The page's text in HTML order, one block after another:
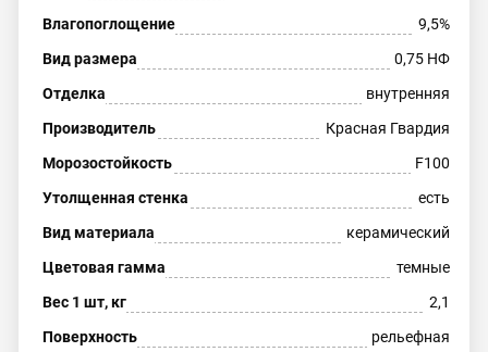
Влагопоглощение
9,5%
Вид размера
0,75 НФ
Отделка
внутренняя
Производитель
Красная Гвардия
Морозостойкость
F100
Утолщенная стенка
есть
Вид материала
керамический
Цветовая гамма
темные
Вес 1 шт, кг
2,1
Поверхность
рельефная